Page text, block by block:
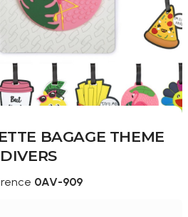
BAGAGE THEME
DIVERS
0AV-909